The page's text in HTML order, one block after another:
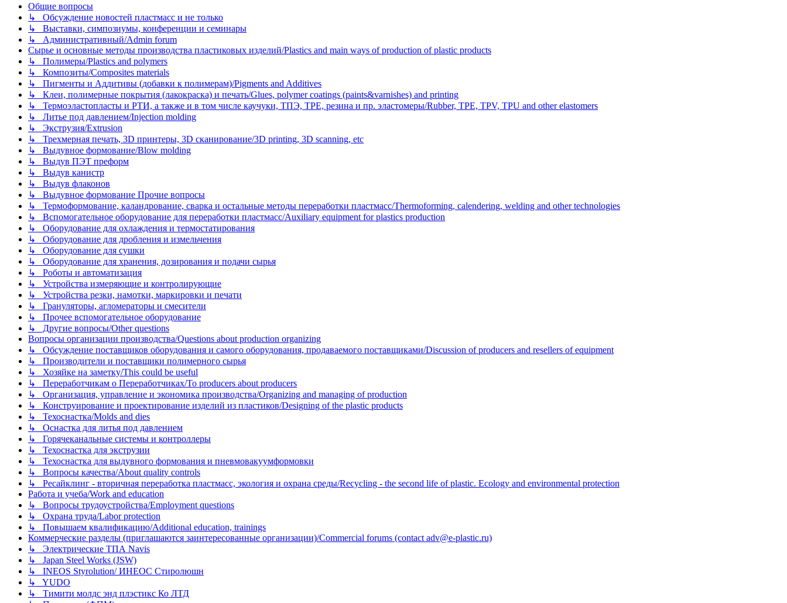
Общие вопросы
↳ Обсуждение новостей пластмасс и не только
↳ Выставки, симпозиумы, конференции и семинары
↳ Административный/Admin forum
Сырье и основные методы производства пластиковых изделий/Plastics and main ways of production of plastic products
↳ Полимеры/Plastics and polymers
↳ Композиты/Сomposites materials
↳ Пигменты и Аддитивы (добавки к полимерам)/Pigments and Additives
↳ Клеи, полимерные покрытия (лакокраска) и печать/Glues, polymer coatings (paints&varnishes) and printing
↳ Термоэластопласты и РТИ, а также и в том числе каучуки, ТПЭ, TPE, резина и пр. эластомеры/Rubber, TPE, TPV, TPU and other elastomers
↳ Литье под давлением/Injection molding
↳ Экструзия/Extrusion
↳ Трехмерная печать, 3D принтеры, 3D сканирование/3D printing, 3D scanning, etc
↳ Выдувное формование/Blow molding
↳ Выдув ПЭТ преформ
↳ Выдув канистр
↳ Выдув флаконов
↳ Выдувное формование Прочие вопросы
↳ Термоформование, каландрование, сварка и остальные методы переработки пластмасс/Thermoforming, calendering, welding and other technologies
↳ Вспомогательное оборудование для переработки пластмасс/Auxiliary equipment for plastics production
↳ Оборудование для охлаждения и термостатирования
↳ Оборудование для дробления и измельчения
↳ Оборудование для сушки
↳ Оборудование для хранения, дозирования и подачи сырья
↳ Роботы и автоматизация
↳ Устройства измеряющие и контролирующие
↳ Устройства резки, намотки, маркировки и печати
↳ Грануляторы, агломераторы и смесители
↳ Прочее вспомогательное оборудование
↳ Другие вопросы/Other questions
Вопросы организации производства/Questions about production organizing
↳ Обсуждение поставщиков оборудования и самого оборудования, продаваемого поставщиками/Discussion of producers and resellers of equipment
↳ Производители и поставщики полимерного сырья
↳ Хозяйке на заметку/This could be useful
↳ Переработчикам о Переработчиках/To producers about producers
↳ Организация, управление и экономика производства/Organizing and managing of production
↳ Конструирование и проектирование изделий из пластиков/Designing of the plastic products
↳ Техоснастка/Molds and dies
↳ Оснастка для литья под давлением
↳ Горячеканальные системы и контроллеры
↳ Техоснастка для экструзии
↳ Техоснастка для выдувного формования и пневмовакуумформовки
↳ Вопросы качества/About quality controls
↳ Ресайклинг - вторичная переработка пластмасс, экология и охрана среды/Recycling - the second life of plastic. Ecology and environmental protection
Работа и учеба/Work and education
↳ Вопросы трудоустройства/Employment questions
↳ Охрана труда/Labor protection
↳ Повышаем квалификацию/Additional education, trainings
Коммерческие разделы (приглашаются заинтересованные организации)/Commercial forums (contact adv@e-plastic.ru)
↳ Электрические ТПА Navis
↳ Japan Steel Works (JSW)
↳ INEOS Styrolution/ ИНЕОС Стиролюшн
↳ YUDO
↳ Тимити молдс энд плэстикс Ко ЛТД